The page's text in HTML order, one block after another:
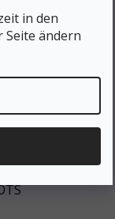
in den
Seite ändern